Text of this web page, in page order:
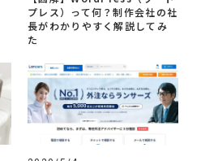
プレス）って何？制作会社の社
長がわかりやすく解説してみ
た